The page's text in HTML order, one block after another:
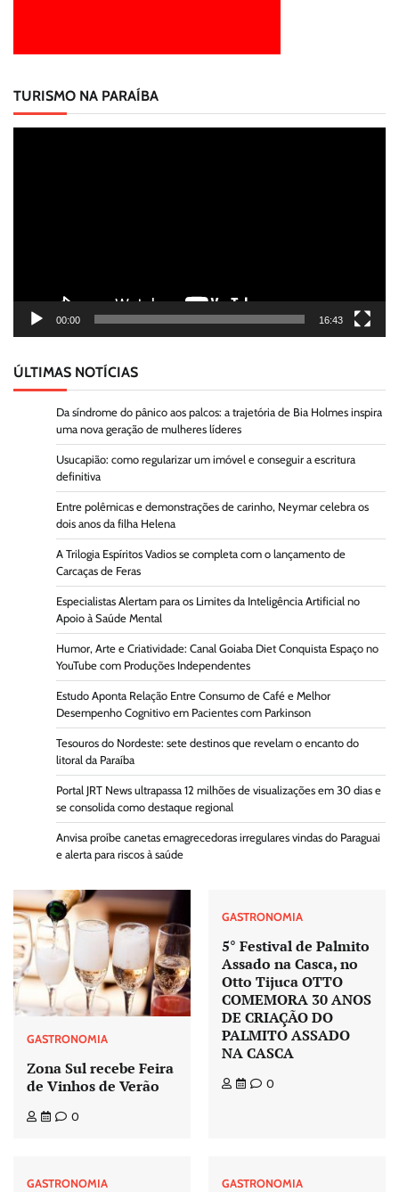
TURISMO NA PARAÍBA
00:00 16:43
ÚLTIMAS NOTÍCIAS
Da síndrome do pânico aos palcos: a trajetória de Bia Holmes inspira
uma nova geração de mulheres líderes
Usucapião: como regularizar um imóvel e conseguir a escritura
definitiva
Entre polêmicas e demonstrações de carinho, Neymar celebra os
dois anos da filha Helena
A Trilogia Espíritos Vadios se completa com o lançamento de
Carcaças de Feras
Especialistas Alertam para os Limites da Inteligência Artificial no
Apoio à Saúde Mental
Humor, Arte e Criatividade: Canal Goiaba Diet Conquista Espaço no
YouTube com Produções Independentes
Estudo Aponta Relação Entre Consumo de Café e Melhor
Desempenho Cognitivo em Pacientes com Parkinson
Tesouros do Nordeste: sete destinos que revelam o encanto do
litoral da Paraíba
Portal JRT News ultrapassa 12 milhões de visualizações em 30 dias e
se consolida como destaque regional
Anvisa proíbe canetas emagrecedoras irregulares vindas do Paraguai
e alerta para riscos à saúde
GASTRONOMIA
Zona Sul recebe Feira
de Vinhos de Verão
0
GASTRONOMIA
5° Festival de Palmito
Assado na Casca, no
Otto Tijuca OTTO
COMEMORA 30 ANOS
DE CRIAÇÃO DO
PALMITO ASSADO
NA CASCA
0
GASTRONOMIA GASTRONOMIA